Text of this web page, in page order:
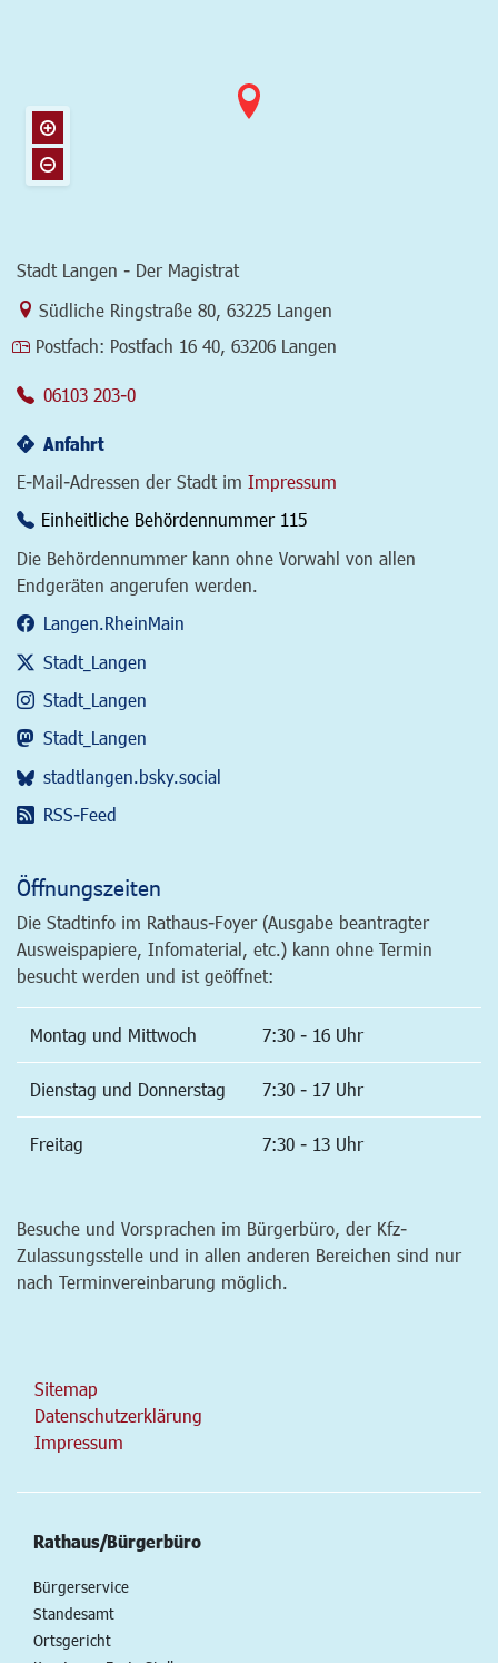
Stadt Langen - Der Magistrat
Link zur Google-Maps Navigation
Südliche Ringstraße 80 63225 Langen
Postfach: Postfach 16 40, 63206 Langen
06103 203-0
Anfahrt
E-Mail-Adressen der Stadt im Impressum
Einheitliche Behördennummer 115
Die Behördennummer kann ohne Vorwahl von allen
Endgeräten angerufen werden.
Langen.RheinMain
Stadt_Langen
Stadt_Langen
Stadt_Langen
stadtlangen.bsky.social
RSS-Feed
Öffnungszeiten
Die Stadtinfo im Rathaus-Foyer (Ausgabe beantragter
Ausweispapiere, Infomaterial, etc.) kann ohne Termin
besucht werden und ist geöffnet:
Montag und Mittwoch 7:30 - 16 Uhr
Dienstag und Donnerstag 7:30 - 17 Uhr
Freitag 7:30 - 13 Uhr
Besuche und Vorsprachen im Bürgerbüro, der Kfz-
Zulassungsstelle und in allen anderen Bereichen sind nur
nach Terminvereinbarung möglich.
Sitemap
Datenschutzerklärung
Impressum
Rathaus/Bürgerbüro
Bürgerservice
Standesamt
Ortsgericht